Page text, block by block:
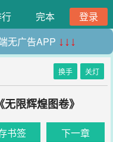
完本
登录
无广告APP ↓↓↓
换手 关灯
限辉煌图卷》
书签 下一章